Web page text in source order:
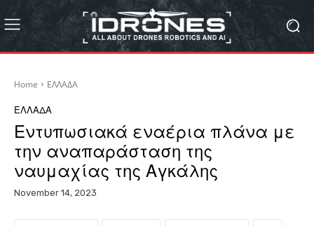
Home ΕΛΛΑΔΑ
ΕΛΛΑΔΑ
Εντυπωσιακά εναέρια πλάνα με
την αναπαράσταση της
ναυμαχίας της Αγκάλης
November 14, 2023